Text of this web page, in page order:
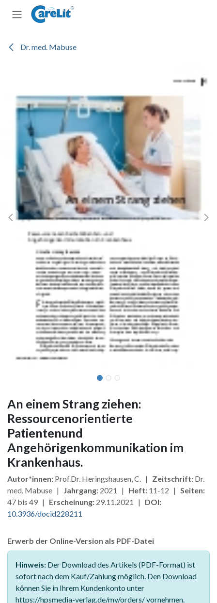
Zum Inhalt springen
Dr. med. Mabuse
An einem Strang ziehen:
Ressourcenorientierte
Patientenund
Angehörigenkommunikation im
Krankenhaus.
Autor*innen: Prof.Dr. Heringshausen, C. | Zeitschrift: Dr.
med. Mabuse | Jahrgang: 2021 | Heft: 11-12 | Seiten:
47 bis 49 | Erscheinung: 29.11.2021 | DOI:
10.3936/docid228211
Erwerb der Online-Version als PDF-Datei
Hinweis: Der Download des Artikels (PDF-Format) ist
sofort nach dem Kauf/Zahlung möglich. Den Download
können Sie in Ihrem Kundenkonto unter
https://hpsmedia-verlag.de/my/orders/ vornehmen.